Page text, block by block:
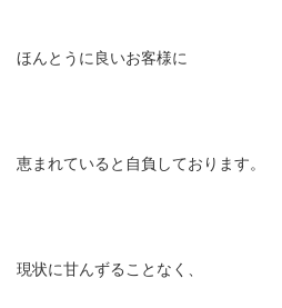
ほんとうに良いお客様に
恵まれていると自負しております。
現状に甘んずることなく、